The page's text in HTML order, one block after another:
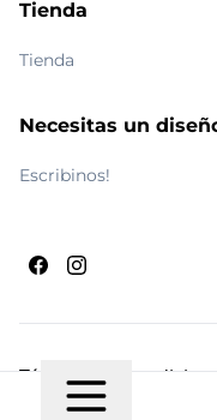
Tienda
Tienda
Necesitas un
Escribinos!
© 2026 Maldito
Términos y